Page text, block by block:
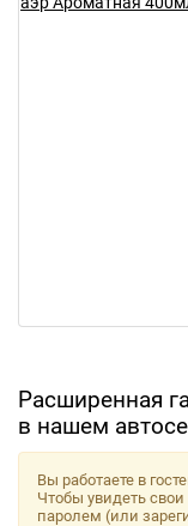
Расширенная
в нашем
Вы работаете в
Чтобы увидеть
паролем (или